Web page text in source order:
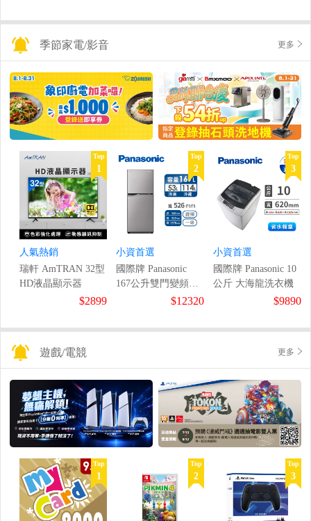
季節家電/影音 更多
Top
1
人氣熱銷
瑞軒 AmTRAN 32型
HD液晶顯示器
$2899
Top
2
小資首選
國際牌 Panasonic
167公升雙門變頻冰
$12320
Top
3
小資首選
國際牌 Panasonic 10
公斤 大海龍洗衣機
$9890
遊戲/電競 更多
Top
1
Top
2
Top
3